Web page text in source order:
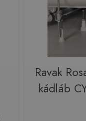
Ravak
kádláb